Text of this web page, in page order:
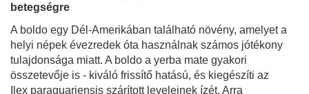
betegségre
A boldo egy Dél-Amerikában található növény, amelyet a
helyi népek évezredek óta használnak számos jótékony
tulajdonsága miatt. A boldo a yerba mate gyakori
összetevője is - kiváló frissítő hatású, és kiegészíti az
Ilex paraguariensis szárított leveleinek ízét. Arra